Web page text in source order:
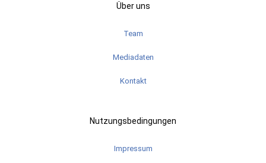
Über uns
Team
Mediadaten
Kontakt
Nutzungsbedingungen
Impressum